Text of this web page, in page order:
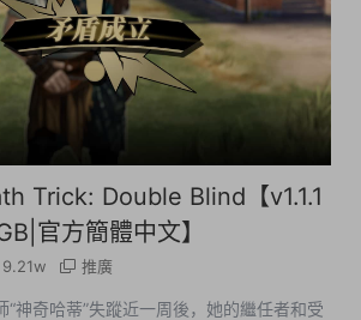
Trick: Double Blind【v1.1.1
官方簡體中文】
9.21w 推廣
“神奇哈蒂”失蹤近一周後，她的繼任者和受